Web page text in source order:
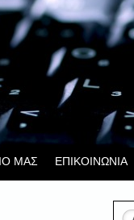
ΜΑΣ ΕΠΙΚΟΙΝΩΝΙΑ